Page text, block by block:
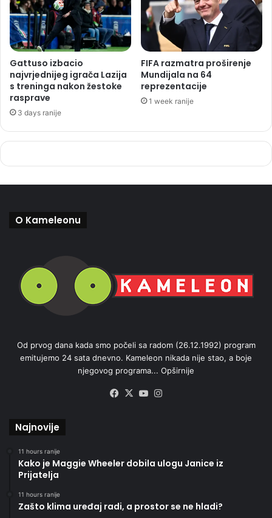
Gattuso izbacio
najvrjednijeg igrača Lazija
s treninga nakon žestoke
rasprave
3 days ranije
FIFA razmatra proširenje
Mundijala na 64
reprezentacije
1 week ranije
O Kameleonu
Od prvog dana kada smo počeli sa radom (26.12.1992) program
emitujemo 24 sata dnevno. Kameleon nikada nije stao, a boje
njegovog programa... Opširnije
Facebook
X YouTube
Najnovije
11 hours ranije
Kako je Maggie Wheeler dobila ulogu Janice iz
Prijatelja
11 hours ranije
Zašto klima uređaj radi, a prostor se ne hladi?